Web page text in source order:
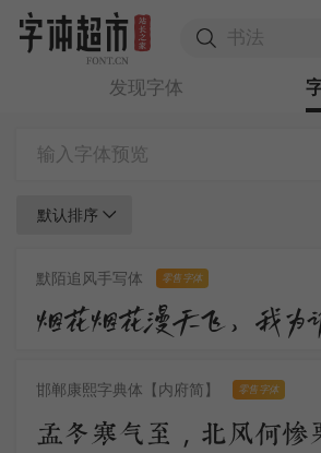
发现字体
默认排序
默陌追风手写体 零售字体
邯郸康熙字典体【内府简】 零售字体